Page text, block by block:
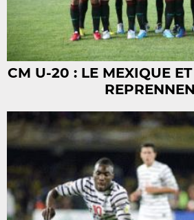
CM U-20 : LE MEXIQUE